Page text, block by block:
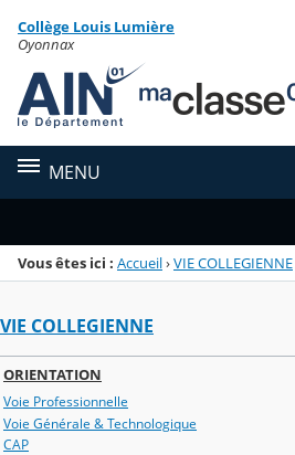
Menu de la rubrique
Contenu
Collège Louis Lumière
Oyonnax
MENU
Vous êtes ici : Accueil›VIE COLLEGIENNE
VIE COLLEGIENNE
ORIENTATION
Voie Professionnelle
Voie Générale & Technologique
CAP